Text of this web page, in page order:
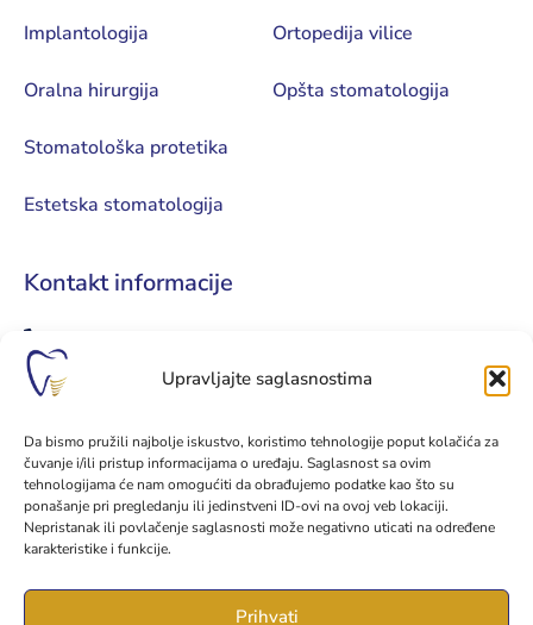
Upravljajte saglasnostima
Da bismo pružili najbolje iskustvo, koristimo tehnologije poput kolačića za
čuvanje i/ili pristup informacijama o uređaju. Saglasnost sa ovim
tehnologijama će nam omogućiti da obrađujemo podatke kao što su
ponašanje pri pregledanju ili jedinstveni ID-ovi na ovoj veb lokaciji.
Nepristanak ili povlačenje saglasnosti može negativno uticati na određene
karakteristike i funkcije.
Prihvati
Implantologija
Oralna hirurgija
Stomatološka protetika
Estetska stomatologija
Ortopedija vilice
Opšta stomatologija
Kontakt informacije
+387 65 034 034
kontakt@implantodent.ba
implantodent.ba
Prvog krajiškog korpusa 35
78000 Banjaluka, Bosna i Hercegovina